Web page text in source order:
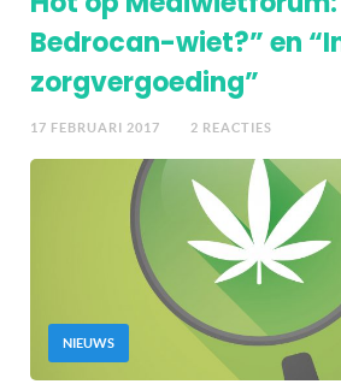
Bedrocan-wiet?” en
zorgvergoeding”
17 FEBRUARI 2017 2 REACTIES
NIEUWS